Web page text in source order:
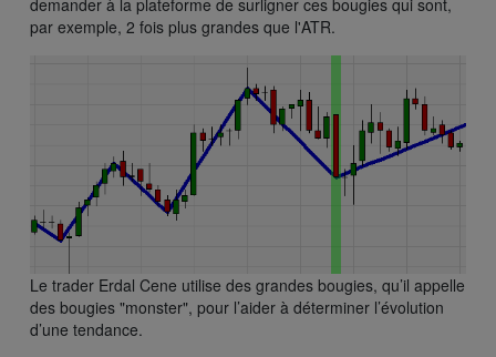
demander à la plateforme de surligner ces bougies qui sont,
par exemple, 2 fois plus grandes que l'ATR.
Le trader Erdal Cene utilise des grandes bougies, qu’il appelle
des bougies "monster", pour l’aider à déterminer l’évolution
d’une tendance.